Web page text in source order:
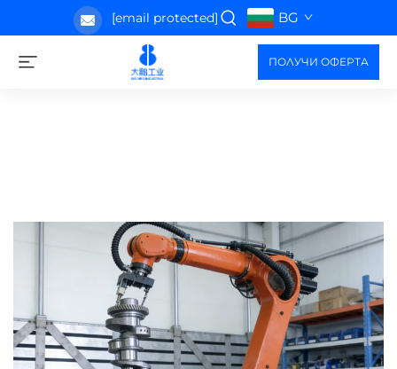
[email protected] BG
ПОЛУЧИ ОФЕРТА